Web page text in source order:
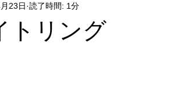
輪・婚約指輪のジュエリーソネット熊本
トリング
23日 読了時間: 1分